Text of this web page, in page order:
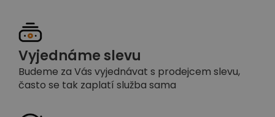
Vyjednáme slevu
Budeme za Vás vyjednávat s prodejcem slevu,
často se tak zaplatí služba sama